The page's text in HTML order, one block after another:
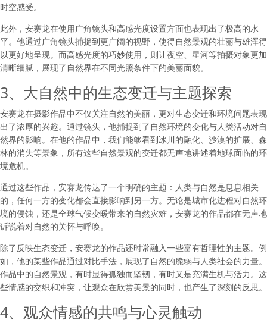
时空感受。
此外，安赛龙在使用广角镜头和高感光度设置方面也表现出了极高的水
平。他通过广角镜头捕捉到更广阔的视野，使得自然景观的壮丽与雄浑得
以更好地呈现。而高感光度的巧妙使用，则让夜空、星河等拍摄对象更加
清晰细腻，展现了自然界在不同光照条件下的美丽面貌。
3、大自然中的生态变迁与主题探索
安赛龙在摄影作品中不仅关注自然的美丽，更对生态变迁和环境问题表现
出了浓厚的兴趣。通过镜头，他捕捉到了自然环境的变化与人类活动对自
然界的影响。在他的作品中，我们能够看到冰川的融化、沙漠的扩展、森
林的消失等景象，所有这些自然景观的变迁都无声地讲述着地球面临的环
境危机。
通过这些作品，安赛龙传达了一个明确的主题：人类与自然是息息相关
的，任何一方的变化都会直接影响到另一方。无论是城市化进程对自然环
境的侵蚀，还是全球气候变暖带来的自然灾难，安赛龙的作品都在无声地
诉说着对自然的关怀与呼唤。
除了反映生态变迁，安赛龙的作品还时常融入一些富有哲理性的主题。例
如，他的某些作品通过对比手法，展现了自然的脆弱与人类社会的力量。
作品中的自然景观，有时显得孤独而坚韧，有时又是充满生机与活力。这
些情感的交织和冲突，让观众在欣赏美景的同时，也产生了深刻的反思。
4、观众情感的共鸣与心灵触动